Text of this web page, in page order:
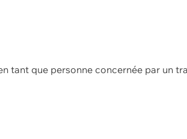
tant que personne concernée par un